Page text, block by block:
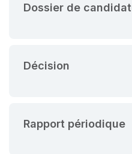
Dossier de
Décision
Rapport périodique